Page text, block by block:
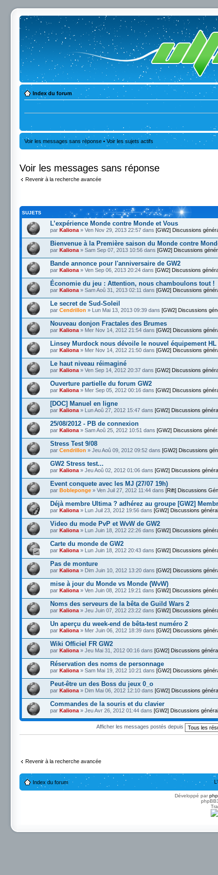
Index du forum
Voir les messages sans réponse • Voir les sujets actifs
Voir les messages sans réponse
Revenir à la recherche avancée
SUJETS
L’expérience Monde contre Monde et Vous
par Kaliona » Ven Nov 29, 2013 22:57 dans [GW2] Discussions
Bienvenue à la Première saison du Monde contre
par Kaliona » Sam Sep 07, 2013 10:56 dans [GW2] Discussions
Bande annonce pour l'anniversaire de GW2
par Kaliona » Ven Sep 06, 2013 20:24 dans [GW2] Discussions
Économie du jeu : Attention, nous chamboulons tout !
par Kaliona » Sam Aoû 31, 2013 02:11 dans [GW2] Discussions
Le secret de Sud-Soleil
par Cendrillon » Lun Mai 13, 2013 09:39 dans [GW2] Discussions
Nouveau donjon Fractales des Brumes
par Kaliona » Mer Nov 14, 2012 21:54 dans [GW2] Discussions
Linsey Murdock nous dévoile le nouvel équipement HL
par Kaliona » Mer Nov 14, 2012 21:50 dans [GW2] Discussions
Le haut niveau réimaginé
par Kaliona » Ven Sep 14, 2012 20:37 dans [GW2] Discussions
Ouverture partielle du forum GW2
par Kaliona » Mer Sep 05, 2012 00:16 dans [GW2] Discussions
[DOC] Manuel en ligne
par Kaliona » Lun Aoû 27, 2012 15:47 dans [GW2] Discussions
25/08/2012 - PB de connexion
par Kaliona » Sam Aoû 25, 2012 10:51 dans [GW2] Discussions
Stress Test 9/08
par Cendrillon » Jeu Aoû 09, 2012 09:52 dans [GW2] Discussions
GW2 Stress test...
par Kaliona » Jeu Aoû 02, 2012 01:06 dans [GW2] Discussions
Event conquete avec les MJ (27/07 19h)
par Bobleponge » Ven Juil 27, 2012 11:44 dans [Rift] Discussions
Déjà membre Ultima ? adhérez au groupe [GW2]
par Kaliona » Lun Juil 23, 2012 19:56 dans [GW2] Discussions
Video du mode PvP et WvW de GW2
par Kaliona » Lun Juin 18, 2012 22:26 dans [GW2] Discussions
Carte du monde de GW2
par Kaliona » Lun Juin 18, 2012 20:43 dans [GW2] Discussions
Pas de monture
par Kaliona » Dim Juin 10, 2012 13:20 dans [GW2] Discussions
mise à jour du Monde vs Monde (WvW)
par Kaliona » Ven Juin 08, 2012 19:21 dans [GW2] Discussions
Noms des serveurs de la bêta de Guild Wars 2
par Kaliona » Jeu Juin 07, 2012 23:22 dans [GW2] Discussions
Un aperçu du week-end de bêta-test numéro 2
par Kaliona » Mer Juin 06, 2012 18:39 dans [GW2] Discussions
Wiki Officiel FR GW2
par Kaliona » Jeu Mai 31, 2012 00:16 dans [GW2] Discussions
Réservation des noms de personnage
par Kaliona » Sam Mai 19, 2012 10:21 dans [GW2] Discussions
Peut-être un des Boss du jeux 0_o
par Kaliona » Dim Mai 06, 2012 12:10 dans [GW2] Discussions
Commandes de la souris et du clavier
par Kaliona » Jeu Avr 26, 2012 01:44 dans [GW2] Discussions
Afficher les messages postés depuis
Revenir à la recherche avancée
Index du forum
Développé par